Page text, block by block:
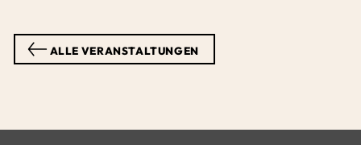
ALLE VERANSTALTUNGEN